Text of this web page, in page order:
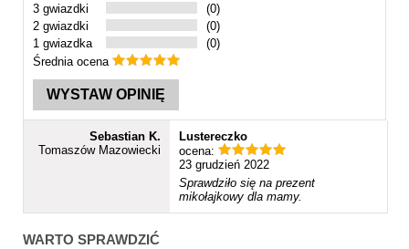
3 gwiazdki
(0)
2 gwiazdki
(0)
1 gwiazdka
(0)
Średnia ocena
WYSTAW OPINIĘ
Sebastian K.
Tomaszów Mazowiecki
Lustereczko
ocena:
23 grudzień 2022
Sprawdziło się na prezent
mikołajkowy dla mamy.
WARTO SPRAWDZIĆ